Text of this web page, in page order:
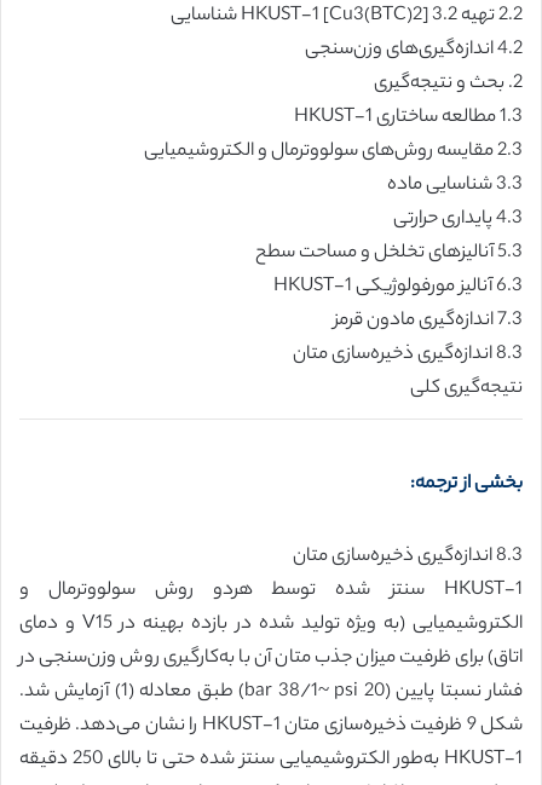
2.2 تهیه‌ HKUST-1 [Cu3(BTC)2] 3.2 شناسایی
4.2 اندازه‌گیری‌های وزن‌سنجی
2. بحث و نتیجه‌گیری
1.3 مطالعه ساختاری HKUST-1
2.3 مقایسه‌ روش‌های سولووترمال و الکتروشیمیایی
3.3 شناسایی ماده
4.3 پایداری حرارتی
5.3 آنالیزهای تخلخل و مساحت سطح
6.3 آنالیز مورفولوژیکی HKUST-1
7.3 اندازه‌گیری مادون قرمز
8.3 اندازه‌گیری ذخیره‌سازی متان
نتیجه‌گیری کلی
بخشی از ترجمه:
8.3 اندازه‌گیری ذخیره‌سازی متان
HKUST-1 سنتز شده توسط هردو روش سولووترمال و
الکتروشیمیایی (به ویژه تولید شده در بازده بهینه در V15 و دمای
اتاق) برای ظرفیت میزان جذب متان آن با به‌کارگیری روش وزن‌سنجی در
فشار نسبتا پایین (bar 38/1~ psi 20) طبق معادله (1) آزمایش شد.
شکل 9 ظرفیت ذخیره‌سازی متان HKUST-1 را نشان می‌دهد. ظرفیت
HKUST-1 به‌طور الکتروشیمیایی سنتز شده حتی تا بالای 250 دقیقه